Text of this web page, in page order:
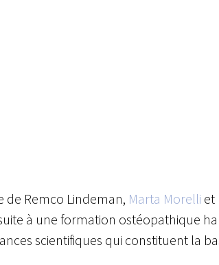
de Remco Lindeman, Marta Morelli et
à une formation ostéopathique
scientifiques qui constituent la